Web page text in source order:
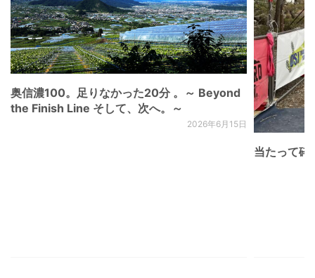
奥信濃100。足りなかった20分 。～ Beyond
the Finish Line そして、次へ。～
2026年6月15日
当たって砕